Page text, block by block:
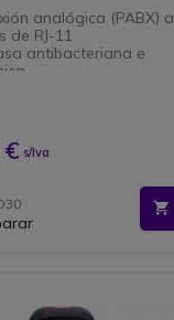
analógica (PABX) a
de RJ-11
antibacteriana e
de audio
de la señal de
silencio y altavoz
€ s/Iva